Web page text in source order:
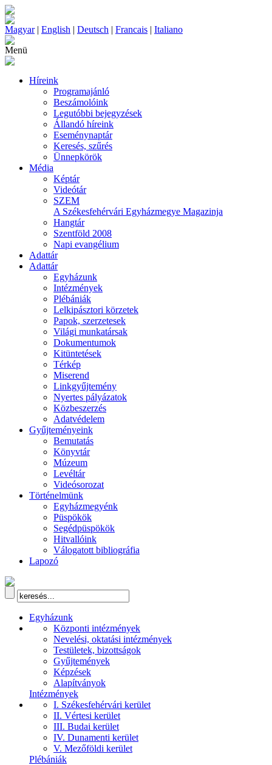
Magyar| English | Deutsch | Francais | Italiano
Menü
Híreink
Programajánló
Beszámolóink
Legutóbbi bejegyzések
Állandó híreink
Eseménynaptár
Keresés, szűrés
Ünnepkörök
Média
Képtár
Videótár
SZEM
A Székesfehérvári Egyházmegye Magazinja
Hangtár
Szentföld 2008
Napi evangélium
Adattár
Adattár
Egyházunk
Intézmények
Plébániák
Lelkipásztori körzetek
Papok, szerzetesek
Világi munkatársak
Dokumentumok
Kitüntetések
Térkép
Miserend
Linkgyűjtemény
Nyertes pályázatok
Közbeszerzés
Adatvédelem
Gyűjteményeink
Bemutatás
Könyvtár
Múzeum
Levéltár
Videósorozat
Történelmünk
Egyházmegyénk
Püspökök
Segédpüspökök
Hitvallóink
Válogatott bibliográfia
Lapozó
Egyházunk
Központi intézmények
Nevelési, oktatási intézmények
Testületek, bizottságok
Gyűjtemények
Képzések
Alapítványok
Intézmények
I. Székesfehérvári kerület
II. Vértesi kerület
III. Budai kerület
IV. Dunamenti kerület
V. Mezőföldi kerület
Plébániák